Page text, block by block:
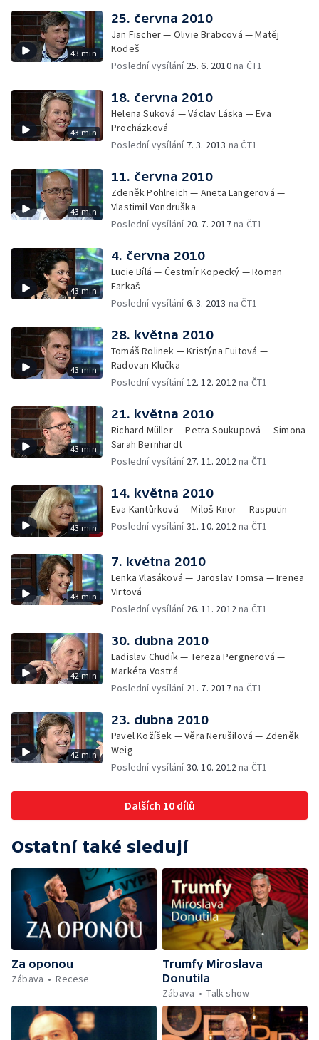
43 min
25. června 2010
Jan Fischer — Olivie Brabcová — Matěj
Kodeš
Poslední vysílání 25. 6. 2010na ČT1
43 min
18. června 2010
Helena Suková — Václav Láska — Eva
Procházková
Poslední vysílání 7. 3. 2013 na ČT1
43 min
11. června 2010
Zdeněk Pohlreich — Aneta Langerová —
Vlastimil Vondruška
Poslední vysílání 20. 7. 2017na ČT1
43 min
4. června 2010
Lucie Bílá — Čestmír Kopecký — Roman
Farkaš
Poslední vysílání6. 3. 2013 na ČT1
43 min
28. května 2010
Tomáš Rolinek — Kristýna Fuitová —
Radovan Klučka
Poslední vysílání12. 12. 2012na ČT1
43 min
21. května 2010
Richard Müller — Petra Soukupová — Simona
Sarah Bernhardt
Poslední vysílání 27. 11. 2012na ČT1
43 min
14. května 2010
Eva Kantůrková — Miloš Knor — Rasputin
Poslední vysílání31. 10. 2012na ČT1
43 min
7. května 2010
Lenka Vlasáková — Jaroslav Tomsa — Irenea
Virtová
Poslední vysílání 26. 11. 2012na ČT1
42 min
30. dubna 2010
Ladislav Chudík — Tereza Pergnerová —
Markéta Vostrá
Poslední vysílání 21. 7. 2017na ČT1
42 min
23. dubna 2010
Pavel Kožíšek — Věra Nerušilová — Zdeněk
Weig
Poslední vysílání30. 10. 2012na ČT1
Dalších 10 dílů
Ostatní také sledují
Za oponou
Zábava
Recese
Trumfy Miroslava
Donutila
Zábava
Talk show